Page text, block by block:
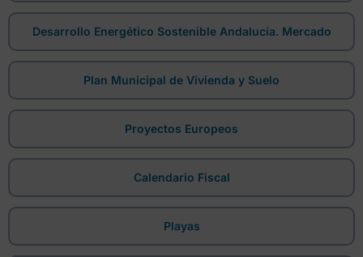
Desarrollo Energético Sostenible Andalucía. Mercado
Plan Municipal de Vivienda y Suelo
Proyectos Europeos
Calendario Fiscal
Playas